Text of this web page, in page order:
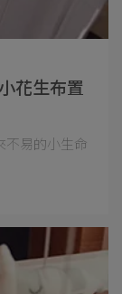
花生布置
不易的小生命